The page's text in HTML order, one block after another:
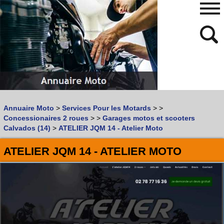
Vous recherchez un garage MOTOouSCOOTER
Quoi :
Où :
Retrouvez dans votre VILLE
les bonnes adresses deL'ANNUAIRE MOTO & SCOOTER
480
768
Annuaire Moto > Services Pour les Motards > >
Concessionaires 2 roues > > Garages motos et scooters
Calvados (14) > ATELIER JQM 14 - Atelier Moto
ATELIER JQM 14 - ATELIER MOTO